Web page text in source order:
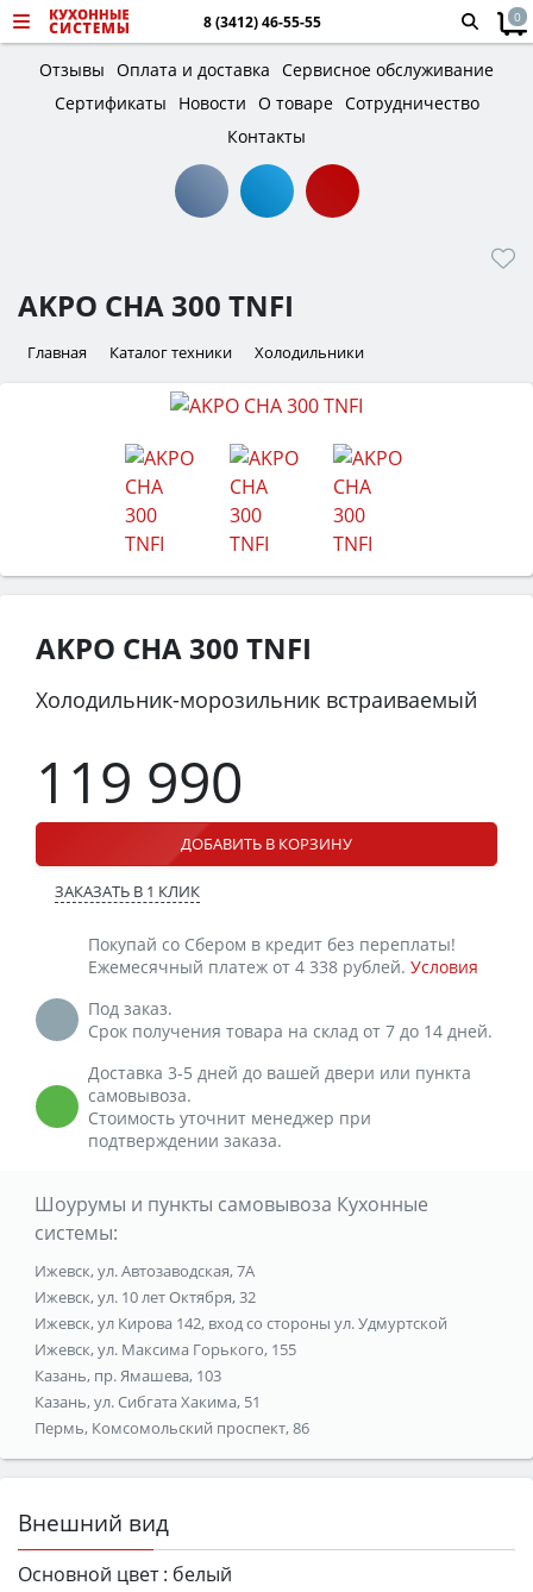
8 (3412) 46-55-55 0
Отзывы Оплата и доставка Сервисное обслуживание
Сертификаты
Новости О товаре Сотрудничество
Контакты
AKPO CHA 300 TNFI
Главная Каталог техники Холодильники
AKPO CHA 300 TNFI
Холодильник-морозильник встраиваемый
119 990
ДОБАВИТЬ В КОРЗИНУ
ЗАКАЗАТЬ В 1 КЛИК
Покупай со Сбером в кредит без переплаты!
Ежемесячный платеж от 4 338 рублей. Условия
Под заказ.
Срок получения товара на склад от 7 до 14 дней.
Доставка 3-5 дней до вашей двери или пункта
самовывоза.
Стоимость уточнит менеджер при
подтверждении заказа.
Шоурумы и пункты самовывоза Кухонные
системы:
Ижевск, ул. Автозаводская, 7А
Ижевск, ул. 10 лет Октября, 32
Ижевск, ул Кирова 142, вход со стороны ул. Удмуртской
Ижевск, ул. Максима Горького, 155
Казань, пр. Ямашева, 103
Казань, ул. Сибгата Хакима, 51
Пермь, Комсомольский проспект, 86
Внешний вид
Основной цвет : белый